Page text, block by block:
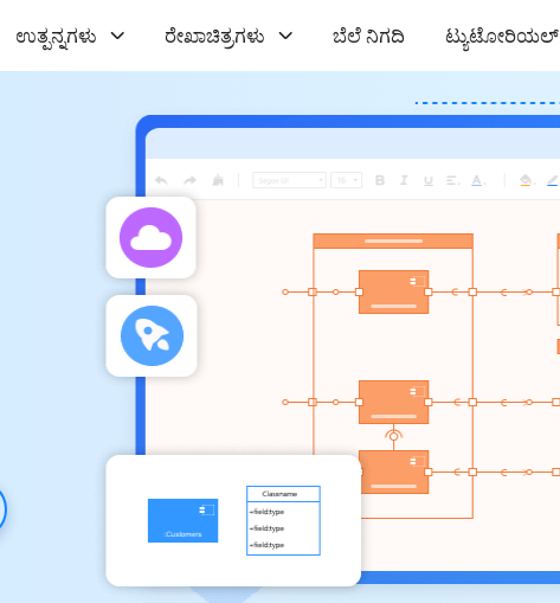
ಉತ್ಪನ್ನಗಳು ರೇಖಾಚಿತ್ರಗಳು ಬೆಲೆ ನಿಗದಿ ಟ್ಯುಟೋರಿಯಲ್